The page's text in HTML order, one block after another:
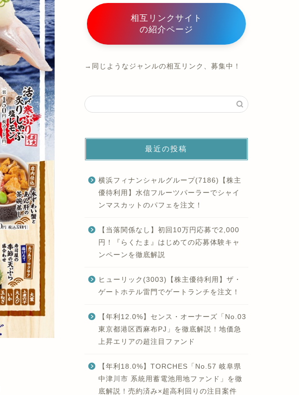
相互リンクサイト
の紹介ページ
→同じようなジャンルの相互リンク、募集中！
最近の投稿
横浜フィナンシャルグループ(7186)【株主
優待利用】水信フルーツパーラーでシャイ
ンマスカットのパフェを注文！
【当落関係なし】初回10万円応募で2,000
円！『らくたま』はじめての応募体験キャ
ンペーンを徹底解説
ヒューリック(3003)【株主優待利用】ザ・
ゲートホテル雷門でゲートランチを注文！
【年利12.0%】センス・オーナーズ「No.03
東京都港区西麻布PJ」を徹底解説！地価急
上昇エリアの超注目ファンド
【年利18.0%】TORCHES「No.57 岐阜県
中津川市 系統用蓄電池用地ファンド」を徹
底解説！売約済み×超高利回りの注目案件